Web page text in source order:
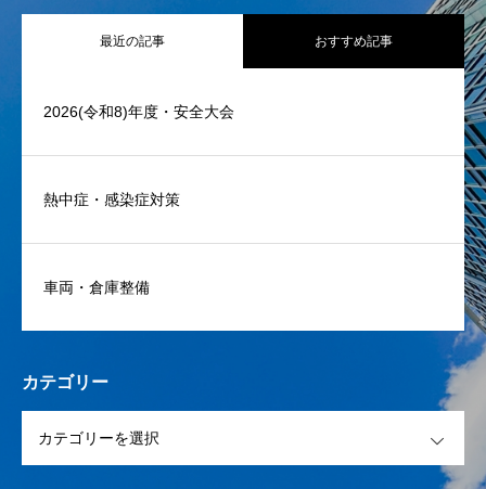
最近の記事 おすすめ記事
2026(令和8)年度・安全大会
熱中症・感染症対策
車両・倉庫整備
カテゴリー